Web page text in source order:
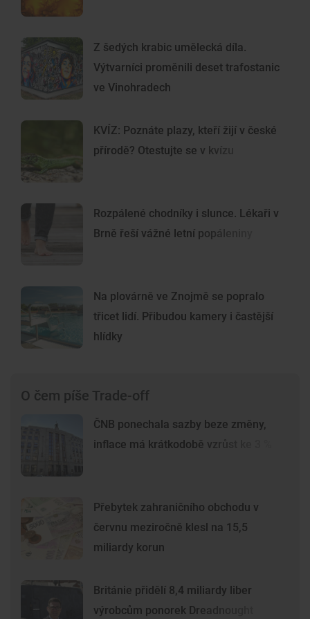
Z šedých krabic umělecká díla.
Výtvarníci proměnili deset trafostanic
ve Vinohradech
KVÍZ: Poznáte plazy, kteří žijí v české
přírodě? Otestujte se v kvízu
Rozpálené chodníky i slunce. Lékaři v
Brně řeší vážné letní popáleniny
Na plovárně ve Znojmě se popralo
třicet lidí. Přibudou kamery i častější
hlídky
O čem píše Trade-off
ČNB ponechala sazby beze změny,
inflace má krátkodobě vzrůst ke 3 %
Přebytek zahraničního obchodu v
červnu meziročně klesl na 15,5
miliardy korun
Británie přidělí 8,4 miliardy liber
výrobcům ponorek Dreadnought